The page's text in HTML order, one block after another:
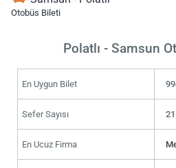
Otobüs Bileti
Polatlı - Samsun
En Uygun Bilet
Sefer Sayısı 21
En Ucuz Firma